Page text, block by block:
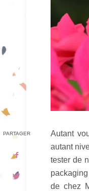
Autant
autant
tester de
de chez
PARTAGER